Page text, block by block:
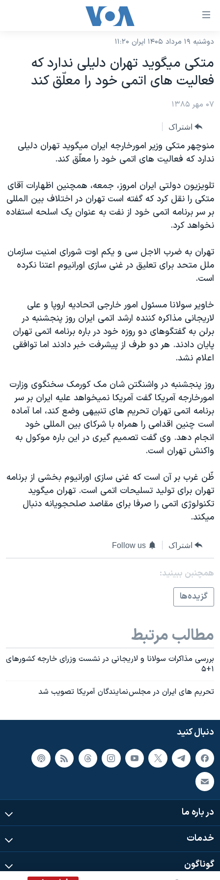
لینکهای
دسترسی
جهش
محتوای
اصلی
جهش
اصلی
جهش
جستجو
نسخه سبک وب‌سایت
موضوع ها
ایران
آمریکا
ورزشی
ویژه برنامه‌ها
ویدیوها
فرهنگ و زندگی
حقوق شهروندی
اقتصادی
علم و فناوری
اسرائیل در جنگ
گالری عکس
آرشیو پخش زنده
برنامه های تلویزیونی
جدول برنامه ها
صفحه‌های ویژه
جام جهانی ۲۰۲۶
بایگانی برنامه‌های تلویزیونی
مستندها
انتخابات ریاست جمهوری آمریکا ۲۰۲۴
حمله جمهوری اسلامی به اسرائیل
رمز مهسا
ورزش زنان در ایران
اعتراضات زن، زندگی، آزادی
مجموعه مستندهای دادخواهی
تریبونال مردمی آبان ۹۸
چهل سال گروگان‌گیری
قانون شفافیت دارائی کادر رهبری ایران
اعتراضات مردمی آبان ۹۸
اسرائیل در جنگ
همایش محافظه‌کاران آمریکا «سی‌پک»
صفحه‌های ویژه
فرکانس‌های صدای آمریکا
یادگیری زبان انگلیسی
دنبال کنید
دوشنبه ۱۹ مرداد ۱۴۰۵ ایران ۱۱:۲۰
متکی ميگويد تهران دليلی ندارد که
فعاليت های اتمی خود را معلّق کند
۰۷ مهر ۱۳۸۵
اشتراک
منوچهر متکی وزير امورخارجه ايران ميگويد تهران دليلی
ندارد که فعاليت های اتمی خود را معلّق کند.
تلويزيون دولتی ايران امروز، جمعه، همچنين اظهارات آقای
متکی را نقل کرد که گفته است تهران در اختلاف بين المللی
بر سر برنامه اتمی خود از نفت به عنوان يک اسلحه استفاده
نخواهد کرد.
تهران به ضرب الاجل سی و يکم اوت شورای امنيت سازمان
ملل متحد برای تعليق در غنی سازی اورانيوم اعتنا نکرده
است.
خاوير سولانا مسئول امور خارجی اتحاديه اروپا و علی
لاريجانی مذاکره کننده ارشد اتمی ايران روز پنجشنبه در
برلن به گفتگوهای دو روزه خود در باره برنامه اتمی تهران
پايان دادند. هر دو طرف از پيشرفت خبر دادند اما توافقی
اعلام نشد.
روز پنجشنبه در واشنگتن شان مک کورمک سخنگوی وزارت
امورخارجه آمريکا گفت آمريکا نميخواهد عليه ايران بر سر
برنامه اتمی تهران تحريم های تنبيهی وضع کند، اما آماده
است چنين اقدامی را همراه با شرکای بين المللی خود
انجام دهد. وی گفت تصميم گيری در اين باره موکول به
واکنش تهران است.
ظّن غرب بر آن است که غنی سازی اورانيوم بخشی از برنامه
تهران برای توليد تسليحات اتمی است. تهران ميگويد
تکنولوژی اتمی را صرفا برای مقاصد صلحجويانه دنبال
ميکند.
اشتراک Follow us
همچنبن ببینید:
گزيده‌ها
مطالب مرتبط
بررسی مذاکرات سولانا و لاريجانی در نشست وزرای خارجه کشورهای
۱+۵
تحريم های ايران در مجلس نمايندگان آمريکا تصويب شد
دنبال کنید
در باره ما
خدمات
گوناگون